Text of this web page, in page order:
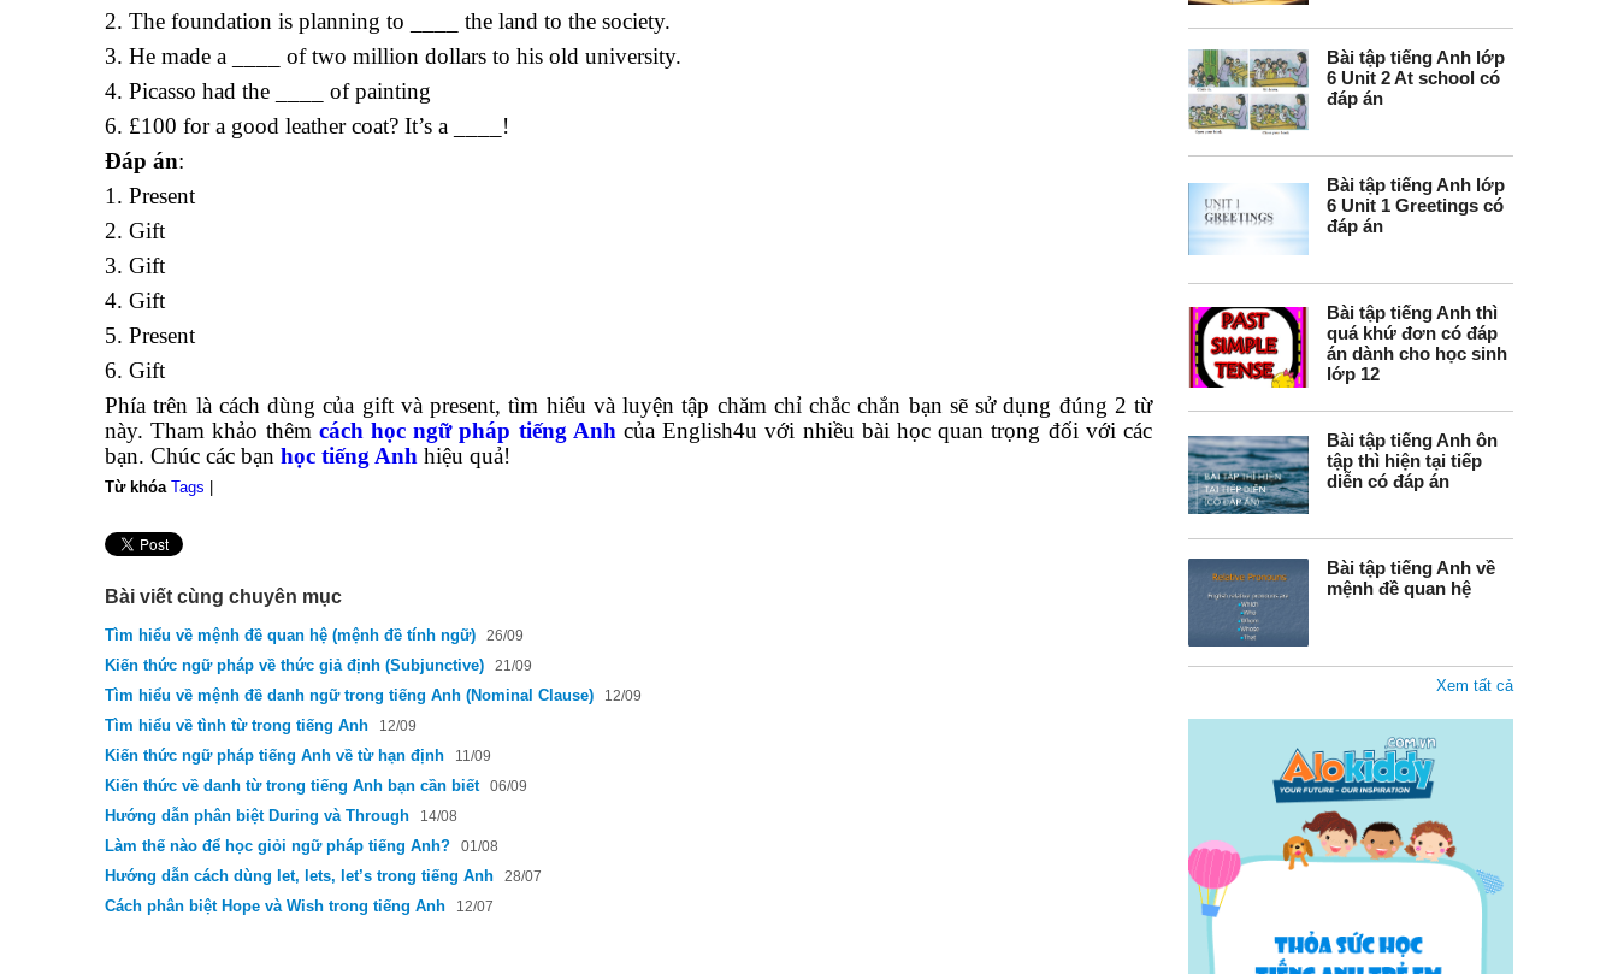
Bài tập tiếng Anh lớp
6 Unit 2 At school có
đáp án
Bài tập tiếng Anh lớp
6 Unit 1 Greetings có
đáp án
Bài tập tiếng Anh thì
quá khứ đơn có đáp
án dành cho học sinh
lớp 12
Bài tập tiếng Anh ôn
tập thì hiện tại tiếp
diễn có đáp án
Bài tập tiếng Anh về
mệnh đề quan hệ
Xem tất cả
2. The foundation is planning to ____ the land to the society.
3. He made a ____ of two million dollars to his old university.
4. Picasso had the ____ of painting
6. £100 for a good leather coat? It’s a ____!
Đáp án:
1. Present
2. Gift
3. Gift
4. Gift
5. Present
6. Gift
Phía trên là cách dùng của gift và present, tìm hiểu và luyện tập chăm chỉ chắc chắn bạn sẽ sử dụng đúng 2 từ
này. Tham khảo thêm cách học ngữ pháp tiếng Anh của English4u với nhiều bài học quan trọng đối với các
bạn. Chúc các bạn học tiếng Anh hiệu quả!
Từ khóa Tags
Bài viết cùng chuyên mục
Tìm hiểu về mệnh đề quan hệ (mệnh đề tính ngữ) 26/09
Kiến thức ngữ pháp về thức giả định (Subjunctive) 21/09
Tìm hiểu về mệnh đề danh ngữ trong tiếng Anh (Nominal Clause) 12/09
Tìm hiểu về tình từ trong tiếng Anh 12/09
Kiến thức ngữ pháp tiếng Anh về từ hạn định 11/09
Kiến thức về danh từ trong tiếng Anh bạn cần biết 06/09
Hướng dẫn phân biệt During và Through 14/08
Làm thế nào để học giỏi ngữ pháp tiếng Anh? 01/08
Hướng dẫn cách dùng let, lets, let’s trong tiếng Anh 28/07
Cách phân biệt Hope và Wish trong tiếng Anh 12/07